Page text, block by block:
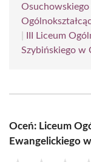
III Liceum
Szybińskiego w
Oceń: Liceum
Ewangelickiego